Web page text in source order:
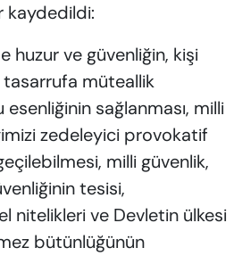
kaydedildi:
huzur ve güvenliğin, kişi
tasarrufa müteallik
sağlanması, milli
zedeleyici provokatif
milli güvenlik,
tesisi,
nitelikleri ve Devletin ülkesi
bütünlüğünün